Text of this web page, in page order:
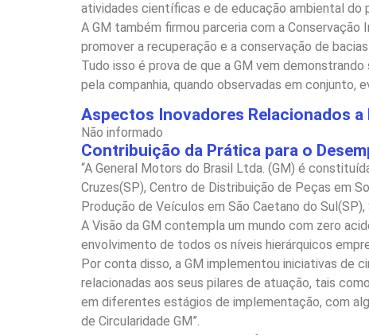
atividades científicas e de educação ambiental do
A GM também firmou parceria com a
promover a recuperação e a conservação de
Tudo isso é prova de que a GM vem
pela companhia, quando observadas em conjunto,
Aspectos Inovadores Relacionados a
Não informado
Contribuição da Prática para o
“A General Motors do Brasil Ltda. (GM) é
Cruzes(SP), Centro de Distribuição de Peças em
Produção de Veículos em São Caetano do
A Visão da GM contempla um mundo com zero
envolvimento de todos os níveis hierárquicos
Por conta disso, a GM implementou iniciativas de
relacionadas aos seus pilares de atuação, tais
em diferentes estágios de implementação, com
de Circularidade GM”.